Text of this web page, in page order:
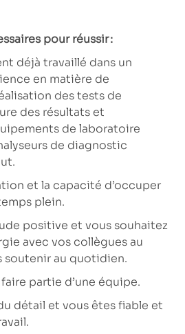
pour réussir :
déjà travaillé dans un
en matière de
des tests de
des résultats et
de laboratoire
de diagnostic
et la capacité d’occuper
plein.
positive et vous souhaitez
avec vos collègues au
soutenir au quotidien.
partie d’une équipe.
détail et vous êtes fiable et